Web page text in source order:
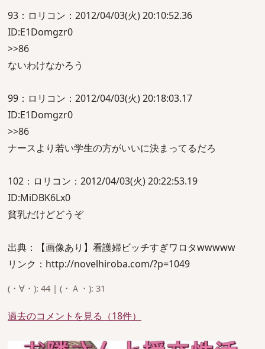
93：ロリコン：2012/04/03(火) 20:10:52.36
ID:E1Domgzr0
>>86
ないわけなかろう
99：ロリコン：2012/04/03(火) 20:18:03.17
ID:E1Domgzr0
>>86
ナースより若い学生の方がいいに決まってるだろ
102：ロリコン：2012/04/03(火) 20:22:53.19
ID:MiDBK6Lx0
貧乳だけどどうぞ
出典：【画像あり】看護婦ビッチすぎワロタwwwww
リンク：http://novelhiroba.com/?p=1049
(・∀・): 44 | (・Ａ・): 31
過去のコメントを見る（18件）